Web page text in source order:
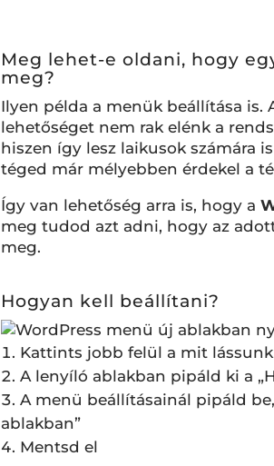
Meg lehet-e oldani, hogy
meg?
Ilyen példa a menük beállítása is.
lehetőséget nem rak elénk a
hiszen így lesz laikusok számára
téged már mélyebben érdekel a
Így van lehetőség arra is, hogy a
meg tudod azt adni, hogy az
meg.
Hogyan kell beállítani?
Kattints jobb felül a mit lássunk
A lenyíló ablakban pipáld ki a
A menü beállításainál pipáld
ablakban”
Mentsd el